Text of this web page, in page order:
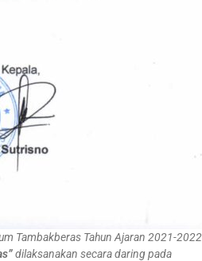
Tambakberas Tahun Ajaran 2021-2022
dilaksanakan secara daring pada